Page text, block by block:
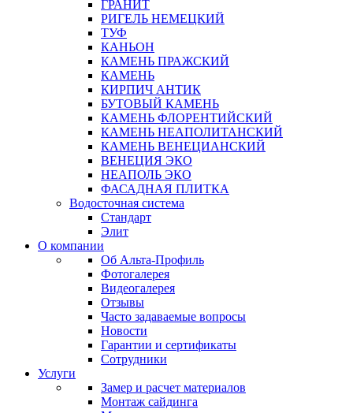
ГРАНИТ
РИГЕЛЬ НЕМЕЦКИЙ
ТУФ
КАНЬОН
КАМЕНЬ ПРАЖСКИЙ
КАМЕНЬ
КИРПИЧ АНТИК
БУТОВЫЙ КАМЕНЬ
КАМЕНЬ ФЛОРЕНТИЙСКИЙ
КАМЕНЬ НЕАПОЛИТАНСКИЙ
КАМЕНЬ ВЕНЕЦИАНСКИЙ
ВЕНЕЦИЯ ЭКО
НЕАПОЛЬ ЭКО
ФАСАДНАЯ ПЛИТКА
Водосточная система
Стандарт
Элит
О компании
Об Альта-Профиль
Фотогалерея
Видеогалерея
Отзывы
Часто задаваемые вопросы
Новости
Гарантии и сертификаты
Сотрудники
Услуги
Замер и расчет материалов
Монтаж сайдинга